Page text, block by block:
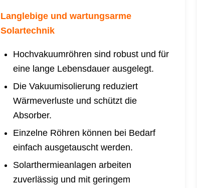
Langlebige und wartungsarme
Solartechnik
Hochvakuumröhren sind robust und für
eine lange Lebensdauer ausgelegt.
Die Vakuumisolierung reduziert
Wärmeverluste und schützt die
Absorber.
Einzelne Röhren können bei Bedarf
einfach ausgetauscht werden.
Solarthermieanlagen arbeiten
zuverlässig und mit geringem